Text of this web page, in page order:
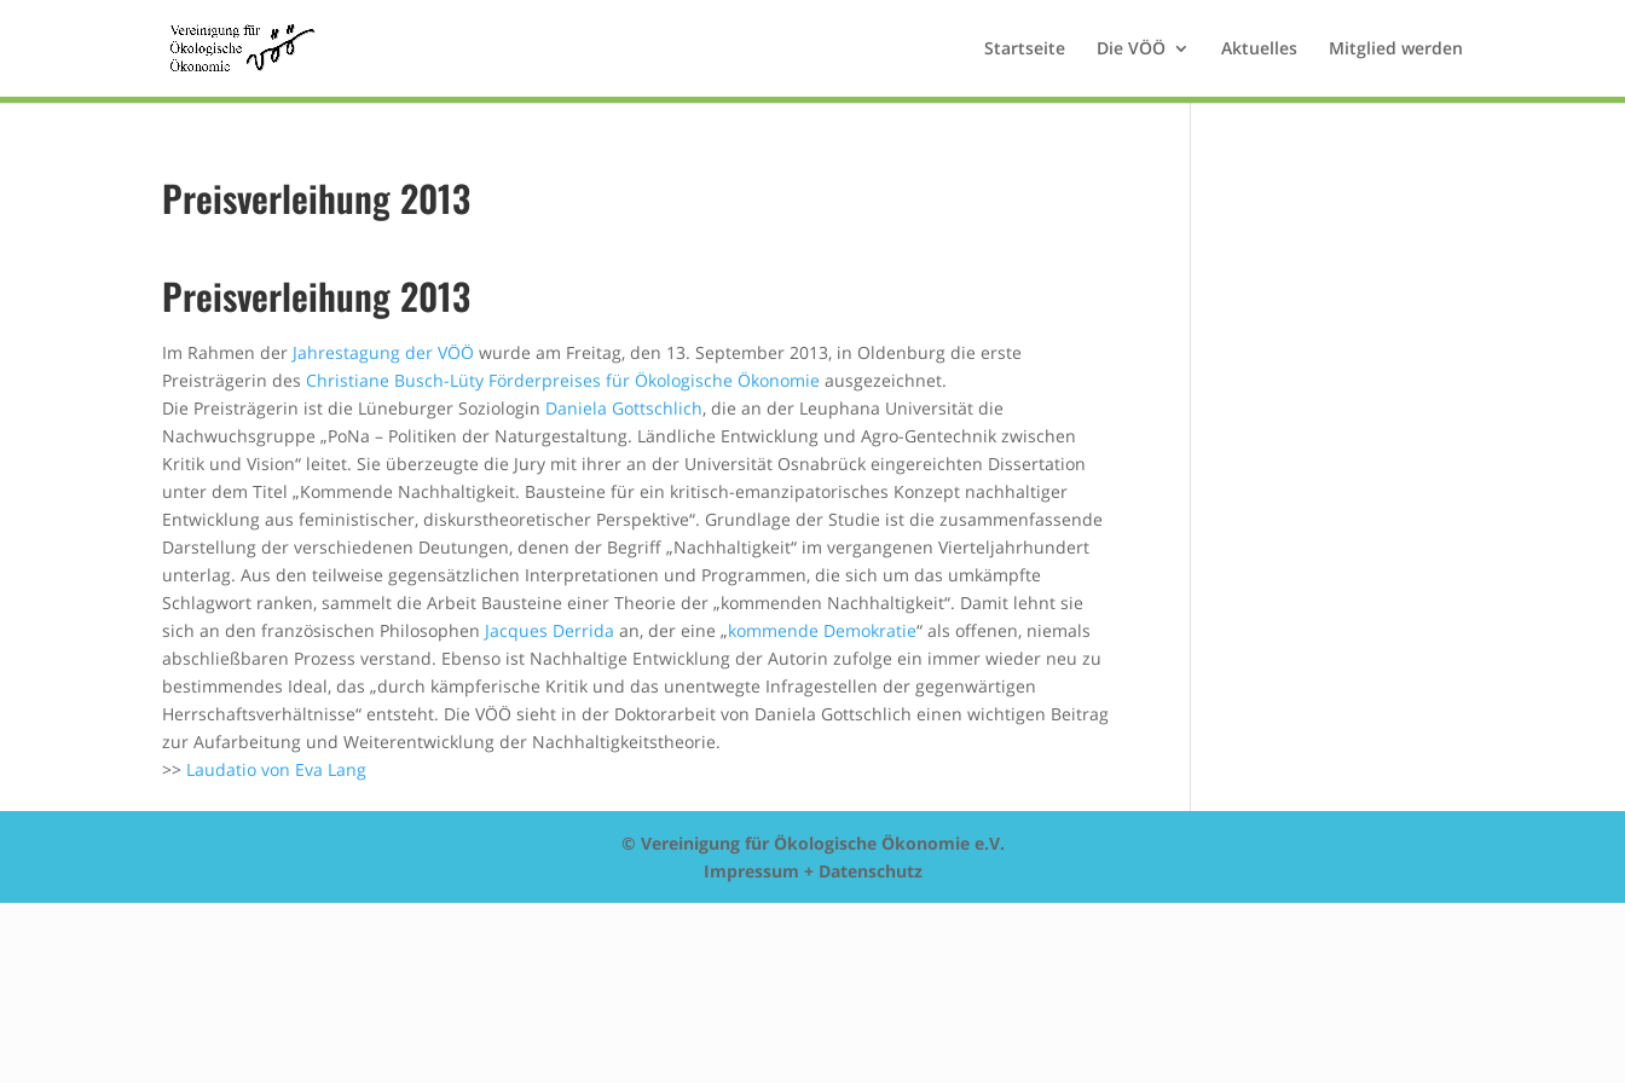
Startseite Die VÖÖ Aktuelles Mitglied werden
Preisverleihung 2013
Preisverleihung 2013
Im Rahmen der Jahrestagung der VÖÖ wurde am Freitag, den 13. September 2013, in Oldenburg die erste
Preisträgerin des Christiane Busch-Lüty Förderpreises für Ökologische Ökonomie ausgezeichnet.
Die Preisträgerin ist die Lüneburger Soziologin Daniela Gottschlich, die an der Leuphana Universität die
Nachwuchsgruppe „PoNa – Politiken der Naturgestaltung. Ländliche Entwicklung und Agro-Gentechnik zwischen
Kritik und Vision“ leitet. Sie überzeugte die Jury mit ihrer an der Universität Osnabrück eingereichten Dissertation
unter dem Titel „Kommende Nachhaltigkeit. Bausteine für ein kritisch-emanzipatorisches Konzept nachhaltiger
Entwicklung aus feministischer, diskurstheoretischer Perspektive“. Grundlage der Studie ist die zusammenfassende
Darstellung der verschiedenen Deutungen, denen der Begriff „Nachhaltigkeit“ im vergangenen Vierteljahrhundert
unterlag. Aus den teilweise gegensätzlichen Interpretationen und Programmen, die sich um das umkämpfte
Schlagwort ranken, sammelt die Arbeit Bausteine einer Theorie der „kommenden Nachhaltigkeit“. Damit lehnt sie
sich an den französischen Philosophen Jacques Derrida an, der eine „kommende Demokratie“ als offenen, niemals
abschließbaren Prozess verstand. Ebenso ist Nachhaltige Entwicklung der Autorin zufolge ein immer wieder neu zu
bestimmendes Ideal, das „durch kämpferische Kritik und das unentwegte Infragestellen der gegenwärtigen
Herrschaftsverhältnisse“ entsteht. Die VÖÖ sieht in der Doktorarbeit von Daniela Gottschlich einen wichtigen Beitrag
zur Aufarbeitung und Weiterentwicklung der Nachhaltigkeitstheorie.
>> Laudatio von Eva Lang
© Vereinigung für Ökologische Ökonomie e.V.
Impressum + Datenschutz